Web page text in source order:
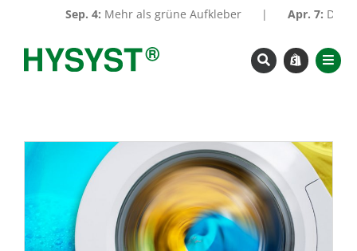
Sep. 4: Mehr als grüne Aufkleber Apr. 7: Die